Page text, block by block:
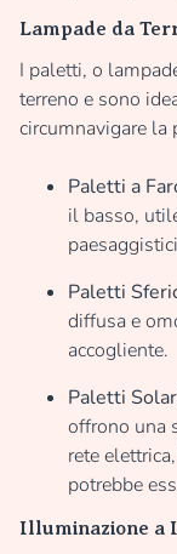
Lampade da
I paletti, o
terreno e sono
circumnavigare la
Paletti a
il basso,
Paletti
diffusa e
accogliente.
Paletti
offrono una
rete
potrebbe
Illuminazione a